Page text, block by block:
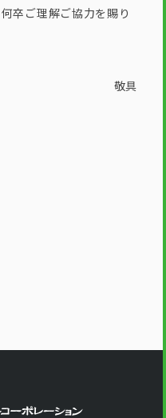
卒ご理解ご協力を賜り
敬具